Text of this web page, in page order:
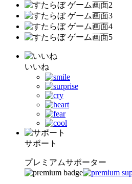
いいね
サポート
プレミアムサポーター